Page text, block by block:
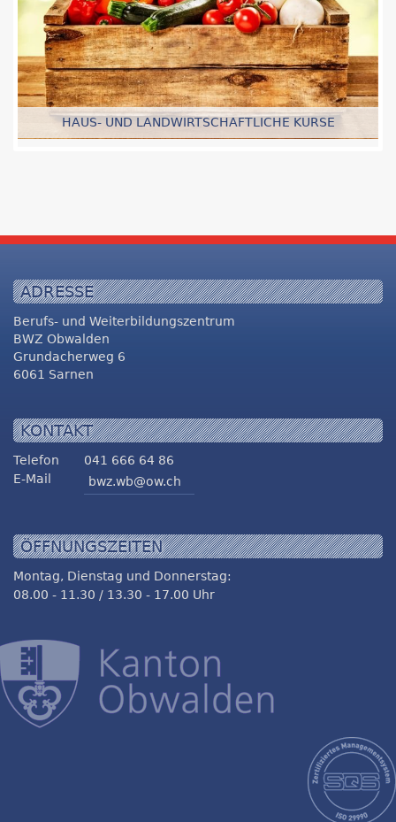
HAUS- UND LANDWIRTSCHAFTLICHE KURSE
ADRESSE
Berufs- und Weiterbildungszentrum
BWZ Obwalden
Grundacherweg 6
6061 Sarnen
KONTAKT
Telefon
041 666 64 86
E-Mail
bwz.wb@ow.ch
ÖFFNUNGSZEITEN
Montag, Dienstag und Donnerstag:
08.00 - 11.30 / 13.30 - 17.00 Uhr